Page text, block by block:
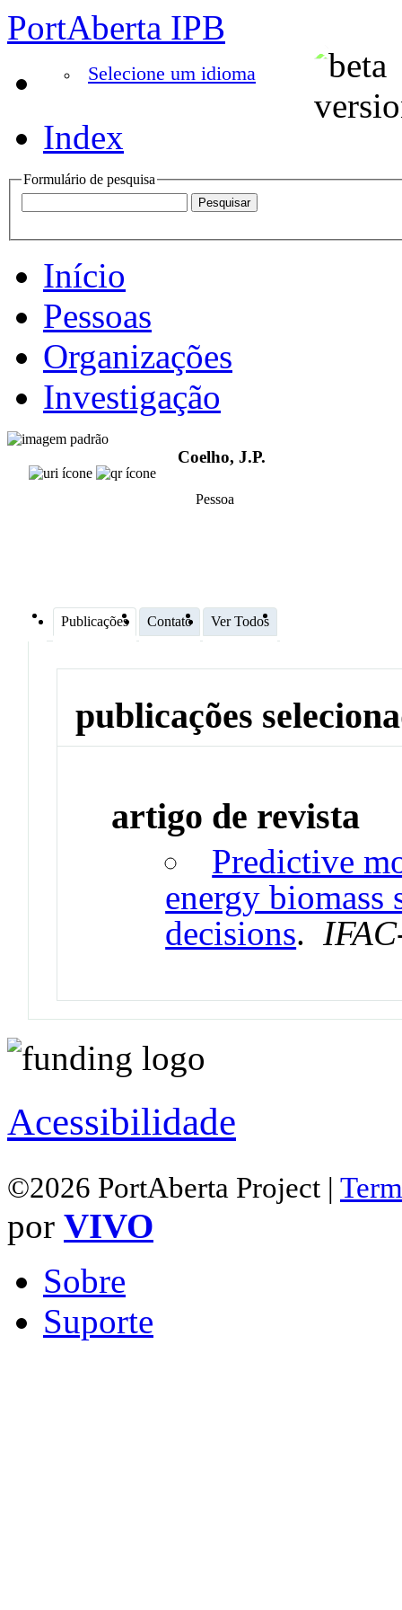
PortAberta IPB
Selecione um idioma
Index
Formulário de pesquisa
Início
Pessoas
Organizações
Investigação
Coelho, J.P.
Pessoa
Publicações Contato Ver Todos
publicações
artigo de revista
Predictive
energy biomass
decisions.
Acessibilidade
©2026 PortAberta Project |
por VIVO
Sobre
Suporte